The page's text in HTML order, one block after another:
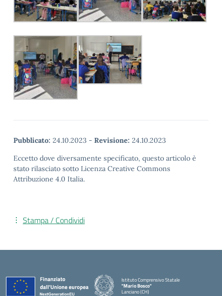
Pubblicato: 24.10.2023 - Revisione: 24.10.2023
Eccetto dove diversamente specificato, questo articolo è
stato rilasciato sotto Licenza Creative Commons
Attribuzione 4.0 Italia.
Stampa / Condividi
Istituto Comprensivo Statale
"Mario Bosco"
Lanciano (CH)